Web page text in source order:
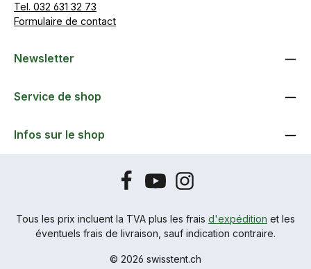
Tel. 032 631 32 73
Formulaire de contact
Newsletter
Service de shop
Infos sur le shop
© 2026 swisstent.ch
Tous les prix incluent la TVA plus les frais d'expédition et les
éventuels frais de livraison, sauf indication contraire.